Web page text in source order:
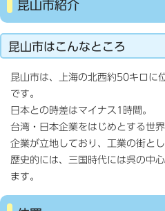
昆山市紹介
昆山市はこんなところ
昆山市は、上海の北西約50キロに
です。
日本との時差はマイナス1時間。
台湾・日本企業をはじめとする世
企業が立地しており、工業の街と
歴史的には、三国時代には呉の中
ます。